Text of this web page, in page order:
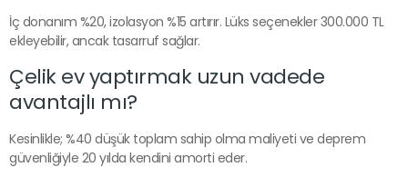
İç donanım %20, izolasyon %15 artırır. Lüks seçenekler 300.000 TL
ekleyebilir, ancak tasarruf sağlar.
Çelik ev yaptırmak uzun vadede
avantajlı mı?
Kesinlikle; %40 düşük toplam sahip olma maliyeti ve deprem
güvenliğiyle 20 yılda kendini amorti eder.